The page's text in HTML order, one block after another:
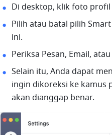
Di desktop, klik foto profil
Pilih atau batal pilih
ini.
Periksa Pesan, Email,
Selain itu, Anda dapat
ingin dikoreksi ke kamus
akan dianggap benar.